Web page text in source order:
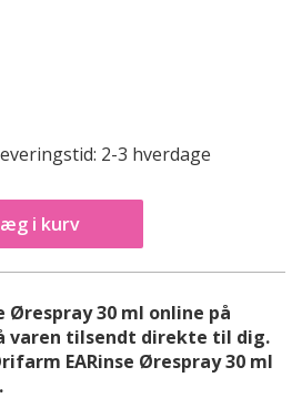
i kurv
2-3 hverdage
Ørespray 30 ml online på
varen tilsendt direkte til dig.
EARinse Ørespray 30 ml